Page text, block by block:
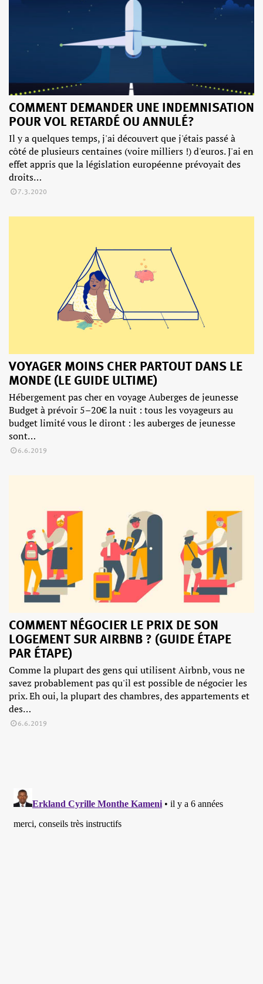
COMMENT DEMANDER UNE INDEMNISATION
POUR VOL RETARDÉ OU ANNULÉ?
Il y a quelques temps, j'ai découvert que j'étais passé à
côté de plusieurs centaines (voire milliers !) d'euros. J'ai en
effet appris que la législation européenne prévoyait des
droits…
7.3.2020
VOYAGER MOINS CHER PARTOUT DANS LE
MONDE (LE GUIDE ULTIME)
Hébergement pas cher en voyage Auberges de jeunesse
Budget à prévoir 5–20€ la nuit : tous les voyageurs au
budget limité vous le diront : les auberges de jeunesse
sont…
6.6.2019
COMMENT NÉGOCIER LE PRIX DE SON
LOGEMENT SUR AIRBNB ? (GUIDE ÉTAPE
PAR ÉTAPE)
Comme la plupart des gens qui utilisent Airbnb, vous ne
savez probablement pas qu'il est possible de négocier les
prix. Eh oui, la plupart des chambres, des appartements et
des…
6.6.2019